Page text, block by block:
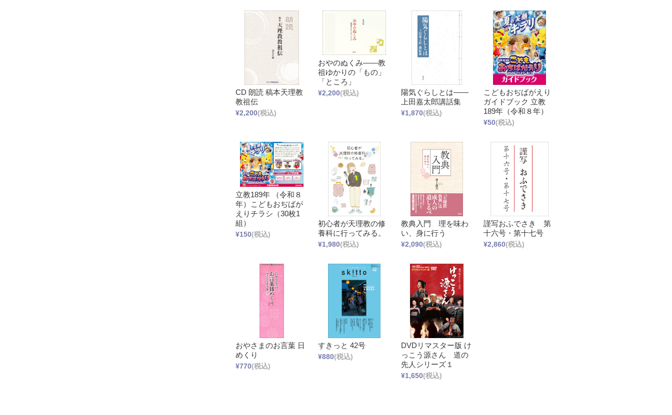
CD 朗読 稿本天理教
教祖伝
¥2,200(税込)
おやのぬくみ――教
祖ゆかりの「もの」
「ところ」
¥2,200(税込)
陽気ぐらしとは――
上田嘉太郎講話集
¥1,870(税込)
こどもおぢばがえり
ガイドブック 立教
189年（令和８年）
¥50(税込)
立教189年 （令和８
年）こどもおぢばが
えりチラシ（30枚1
組）
¥150(税込)
初心者が天理教の修
養科に行ってみる。
¥1,980(税込)
教典入門 理を味わ
い、身に行う
¥2,090(税込)
謹写おふでさき 第
十六号・第十七号
¥2,860(税込)
おやさまのお言葉 日
めくり
¥770(税込)
すきっと 42号
¥880(税込)
DVDリマスター版 け
っこう源さん 道の
先人シリーズ１
¥1,650(税込)